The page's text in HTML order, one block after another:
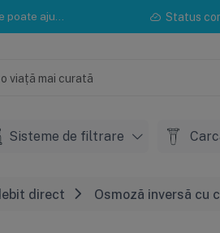
sau mentenanța. Status
Sisteme de filtrare
direct Osmoză inversă cu